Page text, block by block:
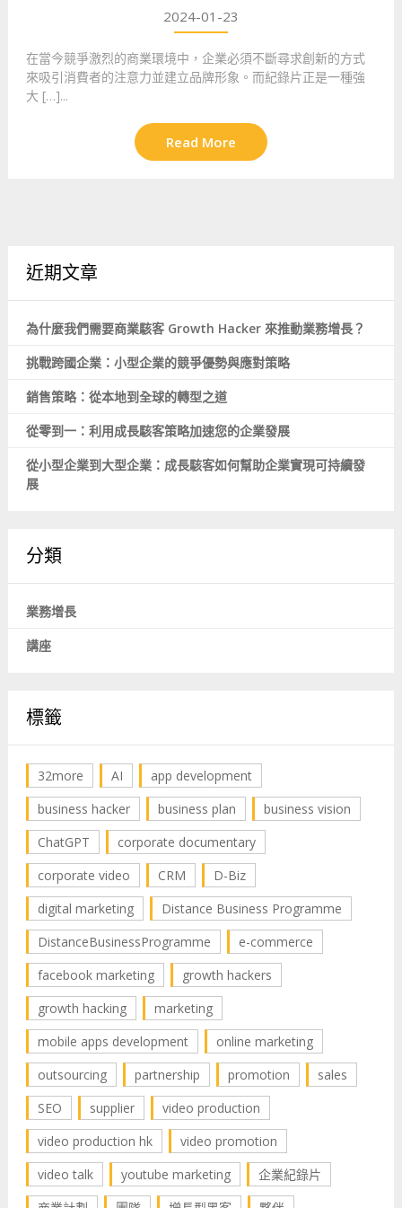
2024-01-23
在當今競爭激烈的商業環境中，企業必須不斷尋求創新的方式
來吸引消費者的注意力並建立品牌形象。而紀錄片正是一種強
大 […]...
Read More
近期文章
為什麼我們需要商業駭客 Growth Hacker 來推動業務增長？
挑戰跨國企業：小型企業的競爭優勢與應對策略
銷售策略：從本地到全球的轉型之道
從零到一：利用成長駭客策略加速您的企業發展
從小型企業到大型企業：成長駭客如何幫助企業實現可持續發
展
分類
業務增長
講座
標籤
32more AI
app development
business hacker
business plan
business vision
ChatGPT
corporate documentary
corporate video
CRM
D-Biz
digital marketing
Distance Business Programme
DistanceBusinessProgramme
e-commerce
facebook marketing
growth hackers
growth hacking
marketing
mobile apps development
online marketing
outsourcing
partnership promotion
sales
SEO
supplier
video production
video production hk
video promotion
video talk
youtube marketing
企業紀錄片